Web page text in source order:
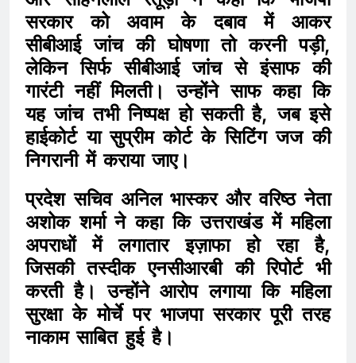
सरकार को अवाम के दबाव में आकर
सीबीआई जांच की घोषणा तो करनी पड़ी,
लेकिन सिर्फ सीबीआई जांच से इंसाफ की
गारंटी नहीं मिलती। उन्होंने साफ कहा कि
यह जांच तभी निष्पक्ष हो सकती है, जब इसे
हाईकोर्ट या सुप्रीम कोर्ट के सिटिंग जज की
निगरानी में कराया जाए।
प्रदेश सचिव अनिल भास्कर और वरिष्ठ नेता
अशोक शर्मा ने कहा कि उत्तराखंड में महिला
अपराधों में लगातार इज़ाफा हो रहा है,
जिसकी तस्दीक एनसीआरबी की रिपोर्ट भी
करती है। उन्होंने आरोप लगाया कि महिला
सुरक्षा के मोर्चे पर भाजपा सरकार पूरी तरह
नाकाम साबित हुई है।